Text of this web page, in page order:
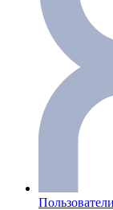
Пользователи